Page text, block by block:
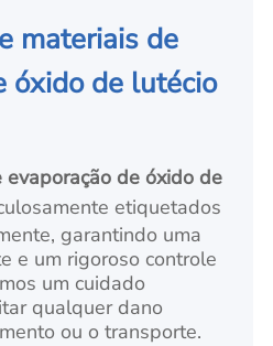
materiais de
óxido de lutécio
evaporação de óxido de
etiquetados
garantindo uma
e um rigoroso controle
um cuidado
qualquer dano
ou o transporte.